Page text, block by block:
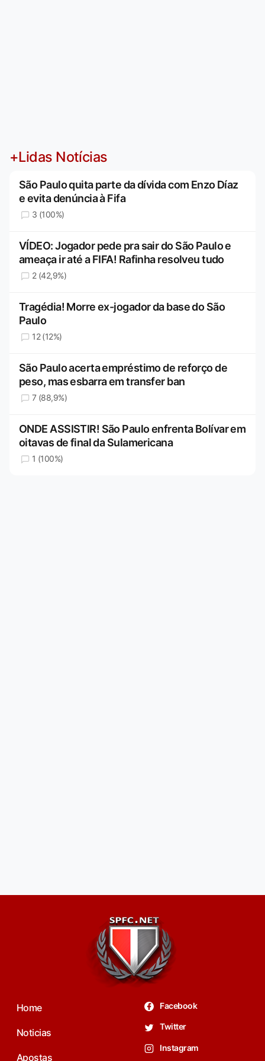
+Lidas Notícias
São Paulo quita parte da dívida com Enzo Díaz
e evita denúncia à Fifa
3 (100%)
VÍDEO: Jogador pede pra sair do São Paulo e
ameaça ir até a FIFA! Rafinha resolveu tudo
2 (42,9%)
Tragédia! Morre ex-jogador da base do São
Paulo
12 (12%)
São Paulo acerta empréstimo de reforço de
peso, mas esbarra em transfer ban
7 (88,9%)
ONDE ASSISTIR! São Paulo enfrenta Bolívar em
oitavas de final da Sulamericana
1 (100%)
Home
Noticias
Apostas
Facebook
Twitter
Instagram